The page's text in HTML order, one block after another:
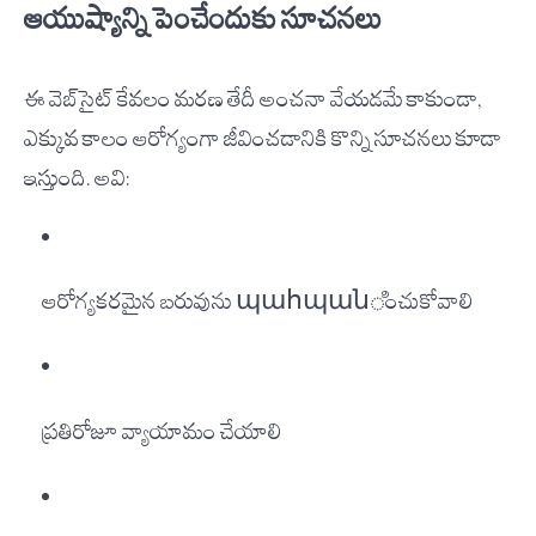
ఆయుష్యాన్ని పెంచేందుకు సూచనలు
ఈ వెబ్‌సైట్ కేవలం మరణ తేదీ అంచనా వేయడమే కాకుండా,
ఎక్కువ కాలం ఆరోగ్యంగా జీవించడానికి కొన్ని సూచనలు కూడా
ఇస్తుంది. అవి:
ఆరోగ్యకరమైన బరువును պահպանించుకోవాలి
ప్రతిరోజూ వ్యాయామం చేయాలి